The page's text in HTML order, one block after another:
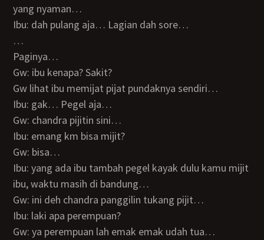
yang nyaman…
Ibu: dah pulang aja… Lagian dah sore…
…
Paginya…
Gw: ibu kenapa? Sakit?
Gw lihat ibu memijat pijat pundaknya sendiri…
Ibu: gak… Pegel aja…
Gw: chandra pijitin sini…
Ibu: emang km bisa mijit?
Gw: bisa…
Ibu: yang ada ibu tambah pegel kayak dulu kamu mijit
ibu, waktu masih di bandung…
Gw: ini deh chandra panggilin tukang pijit…
Ibu: laki apa perempuan?
Gw: ya perempuan lah emak emak udah tua…